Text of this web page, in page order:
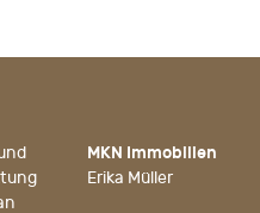
MKN Immobilien
Erika Müller